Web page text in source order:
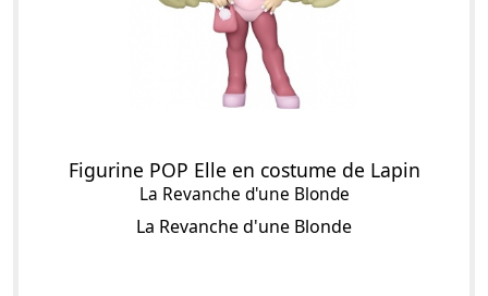
Figurine POP Elle en costume de Lapin
La Revanche d'une Blonde
La Revanche d'une Blonde